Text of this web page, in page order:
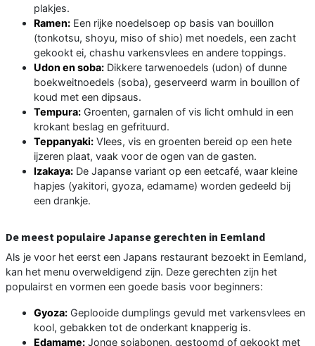
plakjes.
Ramen: Een rijke noedelsoep op basis van bouillon
(tonkotsu, shoyu, miso of shio) met noedels, een zacht
gekookt ei, chashu varkensvlees en andere toppings.
Udon en soba: Dikkere tarwenoedels (udon) of dunne
boekweitnoedels (soba), geserveerd warm in bouillon of
koud met een dipsaus.
Tempura: Groenten, garnalen of vis licht omhuld in een
krokant beslag en gefrituurd.
Teppanyaki: Vlees, vis en groenten bereid op een hete
ijzeren plaat, vaak voor de ogen van de gasten.
Izakaya: De Japanse variant op een eetcafé, waar kleine
hapjes (yakitori, gyoza, edamame) worden gedeeld bij
een drankje.
De meest populaire Japanse gerechten in Eemland
Als je voor het eerst een Japans restaurant bezoekt in Eemland,
kan het menu overweldigend zijn. Deze gerechten zijn het
populairst en vormen een goede basis voor beginners:
Gyoza: Geplooide dumplings gevuld met varkensvlees en
kool, gebakken tot de onderkant knapperig is.
Edamame: Jonge sojabonen, gestoomd of gekookt met